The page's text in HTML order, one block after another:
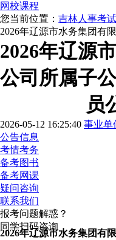
网校课程
您当前位置： 吉林人事考试
2026年辽源市水务集团有
2026年辽源
公司所属子
员
2026-05-12 16:25:40 事业单
公告信息
考情考务
备考图书
备考网课
疑问咨询
联系我们
报考问题解惑？
同学扫码咨询
2026年辽源市水务集团有